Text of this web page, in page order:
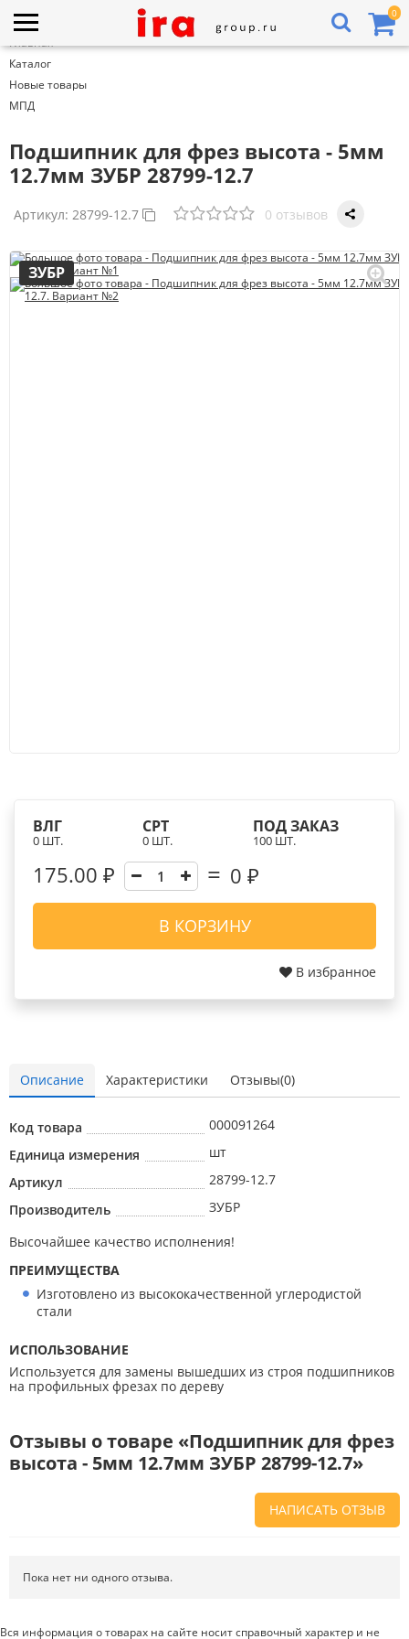
0
Главная
Каталог
Новые товары
МПД
Подшипник для фрез высота - 5мм
12.7мм ЗУБР 28799-12.7
Артикул: 28799-12.7 0 отзывов
ЗУБР
ВЛГ
0 ШТ.
СРТ
0 ШТ.
ПОД ЗАКАЗ
100 ШТ.
175.00 ₽ 0 ₽
В КОРЗИНУ
В избранное
Описание Характеристики Отзывы(0)
Код товара
000091264
Единица измерения
шт
Артикул
28799-12.7
Производитель
ЗУБР
Высочайшее качество исполнения!
ПРЕИМУЩЕСТВА
Изготовлено из высококачественной углеродистой
стали
ИСПОЛЬЗОВАНИЕ
Используется для замены вышедших из строя подшипников
на профильных фрезах по дереву
Отзывы о товаре «Подшипник для фрез
высота - 5мм 12.7мм ЗУБР 28799-12.7»
НАПИСАТЬ ОТЗЫВ
не ошиблись в своем выборе.
Пока нет ни одного отзыва.
Вся информация о товарах на сайте носит справочный характер и не